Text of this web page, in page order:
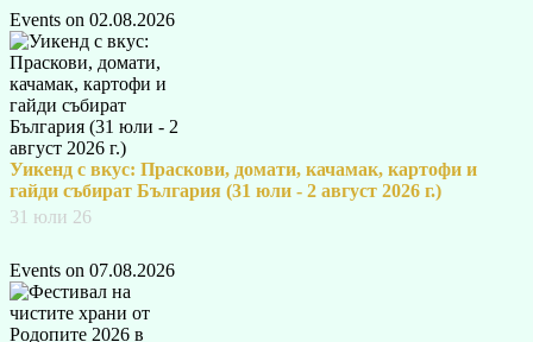
Events on 02.08.2026
Уикенд с вкус: Праскови, домати, качамак, картофи и
гайди събират България (31 юли - 2 август 2026 г.)
31 юли 26
Events on 07.08.2026